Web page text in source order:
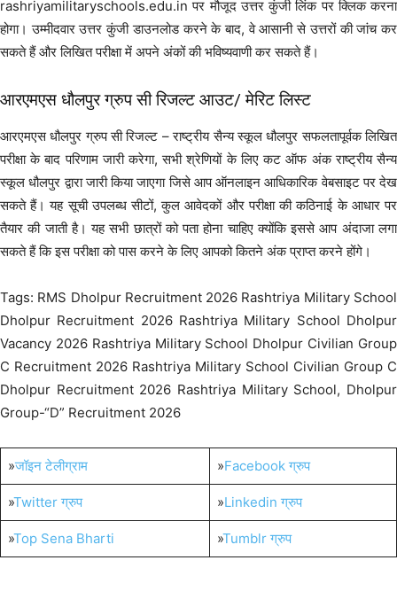
rashriyamilitaryschools.edu.in पर मौजूद उत्तर कुंजी लिंक पर क्लिक करना
होगा। उम्मीदवार उत्तर कुंजी डाउनलोड करने के बाद, वे आसानी से उत्तरों की जांच कर
सकते हैं और लिखित परीक्षा में अपने अंकों की भविष्यवाणी कर सकते हैं।
आरएमएस धौलपुर ग्रुप सी रिजल्ट आउट/ मेरिट लिस्ट
आरएमएस धौलपुर ग्रुप सी रिजल्ट – राष्ट्रीय सैन्य स्कूल धौलपुर सफलतापूर्वक लिखित
परीक्षा के बाद परिणाम जारी करेगा, सभी श्रेणियों के लिए कट ऑफ अंक राष्ट्रीय सैन्य
स्कूल धौलपुर द्वारा जारी किया जाएगा जिसे आप ऑनलाइन आधिकारिक वेबसाइट पर देख
सकते हैं। यह सूची उपलब्ध सीटों, कुल आवेदकों और परीक्षा की कठिनाई के आधार पर
तैयार की जाती है। यह सभी छात्रों को पता होना चाहिए क्योंकि इससे आप अंदाजा लगा
सकते हैं कि इस परीक्षा को पास करने के लिए आपको कितने अंक प्राप्त करने होंगे।
Tags: RMS Dholpur Recruitment 2026 Rashtriya Military School
Dholpur Recruitment 2026 Rashtriya Military School Dholpur
Vacancy 2026 Rashtriya Military School Dholpur Civilian Group
C Recruitment 2026 Rashtriya Military School Civilian Group C
Dholpur Recruitment 2026 Rashtriya Military School, Dholpur
Group-“D” Recruitment 2026
»जॉइन टेलीग्राम »Facebook ग्रुप
»Twitter ग्रुप »Linkedin ग्रुप
»Top Sena Bharti »Tumblr ग्रुप